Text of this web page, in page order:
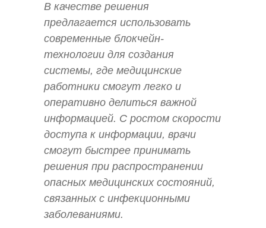
В качестве решения
предлагается использовать
современные блокчейн-
технологии для создания
системы, где медицинские
работники смогут легко и
оперативно делиться важной
информацией. С ростом скорости
доступа к информации, врачи
смогут быстрее принимать
решения при распространении
опасных медицинских состояний,
связанных с инфекционными
заболеваниями.